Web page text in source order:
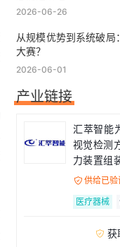
2026-06-26
从规模优势到系统破
大赛？
2026-06-01
产业链接
汇萃智能
视觉检测
力装置组
流程
 供给已验
医疗器械
 获